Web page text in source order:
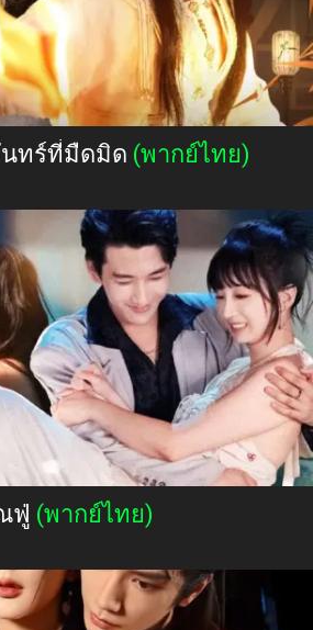
นทร์ที่มืดมิด (พากย์ไทย)
ฟู่ (พากย์ไทย)